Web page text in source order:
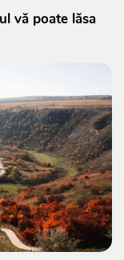
vă poate lăsa